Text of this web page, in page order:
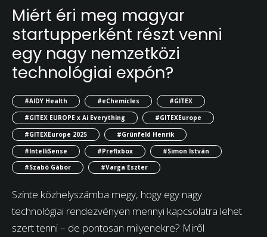
Miért éri meg magyar
startupperként részt venni
egy nagy nemzetközi
technológiai expón?
#AIDY Health #eChemicles
#GITEX
#GITEX EUROPE x Ai Everything
#GITEXEurope
#GITEXEurope 2025
#Grünfeld Henrik
#IntelliSense
#Prefixbox
#Simon István
#Szabó Gábor
#Varga Eszter
Szinte közhelyszámba megy, hogy egy nagy
technológiai rendezvényen mennyi kapcsolatra lehet
szert tenni – de pontosan milyenekre? Miről